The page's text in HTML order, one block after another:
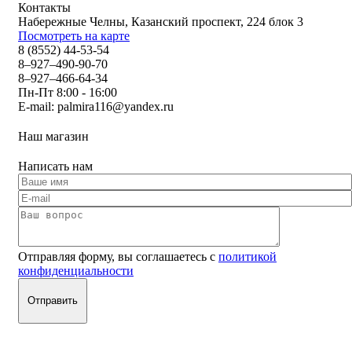
Контакты
Набережные Челны, Казанский проспект, 224 блок 3
Посмотреть на карте
8 (8552) 44-53-54
8–927–490-90-70
8–927–466-64-34
Пн-Пт 8:00 - 16:00
E-mail: palmira116@yandex.ru
Наш магазин
Написать нам
Отправляя форму, вы соглашаетесь с политикой
конфиденциальности